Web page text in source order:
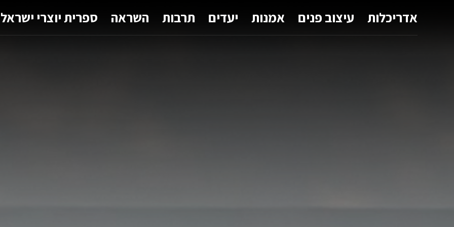
אדריכלות עיצוב פנים אמנות יעדים תרבות השראה ספרית יוצרי ישראל